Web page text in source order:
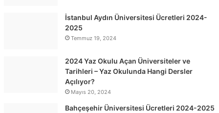
İstanbul Aydın Üniversitesi Ücretleri 2024-
2025
Temmuz 19, 2024
2024 Yaz Okulu Açan Üniversiteler ve
Tarihleri – Yaz Okulunda Hangi Dersler
Açılıyor?
Mayıs 20, 2024
Bahçeşehir Üniversitesi Ücretleri 2024-2025